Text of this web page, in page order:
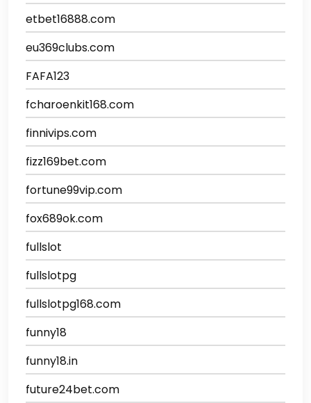
etbet16888.com
eu369clubs.com
FAFA123
fcharoenkit168.com
finnivips.com
fizz169bet.com
fortune99vip.com
fox689ok.com
fullslot
fullslotpg
fullslotpg168.com
funny18
funny18.in
future24bet.com